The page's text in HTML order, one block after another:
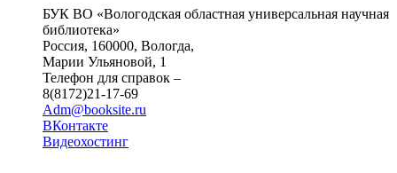
БУК ВО «Вологодская областная универсальная научная
библиотека»
Россия, 160000, Вологда,
Марии Ульяновой, 1
Телефон для справок –
8(8172)21-17-69
Adm@booksite.ru
ВКонтакте
Видеохостинг